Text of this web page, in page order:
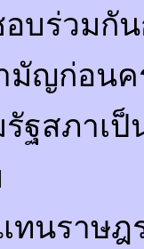
บร่วมกั
มัญก่อนค
ฐสภาเ
ทนราษฎ